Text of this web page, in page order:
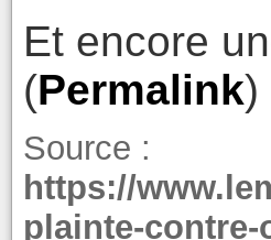
Et encore
(Permalink)
Source :
https://
plainte-